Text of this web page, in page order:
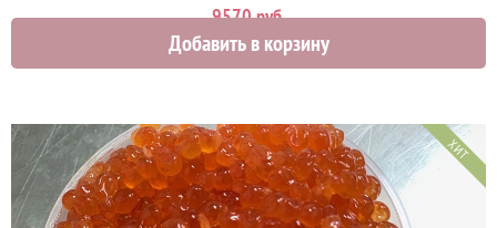
9570 руб.
Добавить в корзину
ХИТ